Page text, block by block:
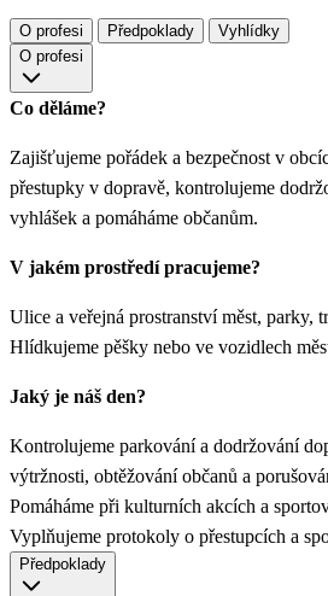
O profesi Předpoklady
Vyhlídky
O profesi
Co děláme?
Zajišťujeme pořádek a bezpečnost v
přestupky v dopravě, kontrolujeme
vyhlášek a pomáháme občanům.
V jakém prostředí pracujeme?
Ulice a veřejná prostranství měst, parky,
Hlídkujeme pěšky nebo ve vozidlech
Jaký je náš den?
Kontrolujeme parkování a dodržování
výtržnosti, obtěžování občanů a
Pomáháme při kulturních akcích a
Vyplňujeme protokoly o přestupcích a
Předpoklady